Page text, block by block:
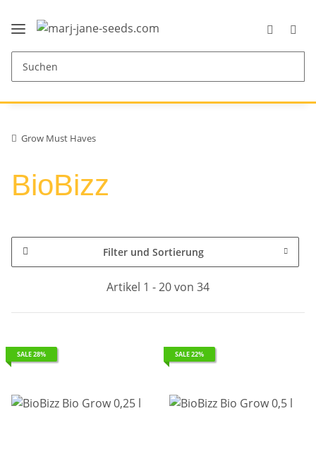
Grow Must Haves
BioBizz
Filter und Sortierung
Artikel 1 - 20 von 34
SALE 28% SALE 22%